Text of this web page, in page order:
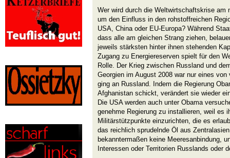
Wer wird durch die Weltwirtschaftskrise am
um den Einfluss in den rohstoffreichen
USA, China oder EU-Europa? Während
dass alle am gleichen Strang ziehen,
jeweils stärksten hinter ihnen stehenden
Zugang zu Energiereserven spielt für den
Rolle. Der Krieg zwischen Russland und
Georgien im August 2008 war nur eines
ging an Russland. Indem die Regierung
Afghanistan schickt, verändert sie wieder
Die USA werden auch unter Obama
genehme Regierung zu installieren, weil es
Militärstützpunkte einzurichten, die es
das reichlich sprudelnde Öl aus
bekanntermaßen keine Meeresanbindung,
Interessen oder Territorien Russlands oder